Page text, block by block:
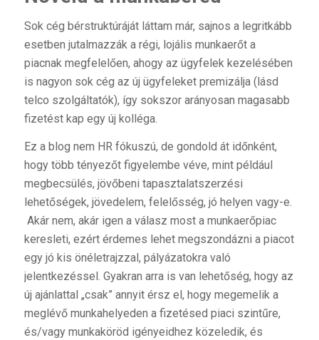
Sok cég bérstruktúráját láttam már, sajnos a legritkább
esetben jutalmazzák a régi, lojális munkaerőt a
piacnak megfelelően, ahogy az ügyfelek kezelésében
is nagyon sok cég az új ügyfeleket premizálja (lásd
telco szolgáltatók), így sokszor arányosan magasabb
fizetést kap egy új kolléga.
Ez a blog nem HR fókuszú, de gondold át időnként,
hogy több tényezőt figyelembe véve, mint például
megbecsülés, jövőbeni tapasztalatszerzési
lehetőségek, jövedelem, felelősség, jó helyen vagy-e.
Akár nem, akár igen a válasz most a munkaerőpiac
keresleti, ezért érdemes lehet megszondázni a piacot
egy jó kis önéletrajzzal, pályázatokra való
jelentkezéssel. Gyakran arra is van lehetőség, hogy az
új ajánlattal „csak” annyit érsz el, hogy megemelik a
meglévő munkahelyeden a fizetésed piaci szintűre,
és/vagy munkaköröd igényeidhez közeledik, és